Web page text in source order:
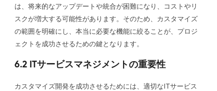
は、将来的なアップデートや統合が困難になり、コストやリ
スクが増大する可能性があります。そのため、カスタマイズ
の範囲を明確にし、本当に必要な機能に絞ることが、プロジ
ェクトを成功させるための鍵となります。
6.2 ITサービスマネジメントの重要性
カスタマイズ開発を成功させるためには、適切なITサービス